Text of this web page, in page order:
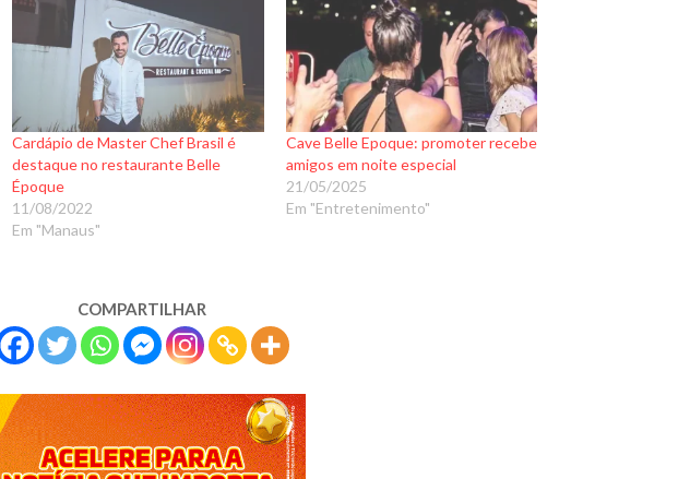
Cardápio de Master Chef Brasil é
destaque no restaurante Belle
Époque
11/08/2022
Em "Manaus"
Cave Belle Epoque: promoter recebe
amigos em noite especial
21/05/2025
Em "Entretenimento"
COMPARTILHAR